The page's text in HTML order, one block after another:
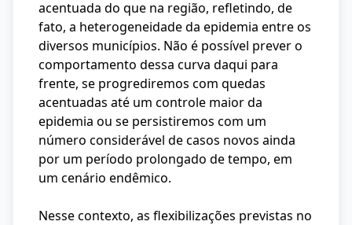
acentuada do que na região, refletindo, de
fato, a heterogeneidade da epidemia entre os
diversos municípios. Não é possível prever o
comportamento dessa curva daqui para
frente, se progrediremos com quedas
acentuadas até um controle maior da
epidemia ou se persistiremos com um
número considerável de casos novos ainda
por um período prolongado de tempo, em
um cenário endêmico.
Nesse contexto, as flexibilizações previstas no